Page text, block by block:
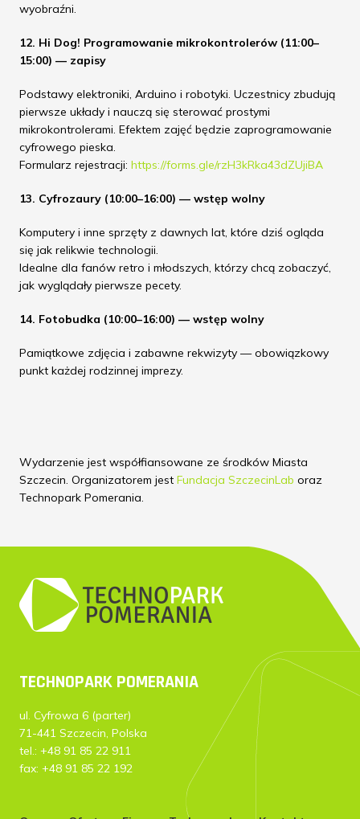
wyobraźni.
12. Hi Dog! Programowanie mikrokontrolerów (11:00–
15:00) — zapisy
Podstawy elektroniki, Arduino i robotyki. Uczestnicy zbudują
pierwsze układy i nauczą się sterować prostymi
mikrokontrolerami. Efektem zajęć będzie zaprogramowanie
cyfrowego pieska.
Formularz rejestracji: https://forms.gle/rzH3kRka43dZUjiBA
13. Cyfrozaury (10:00–16:00) — wstęp wolny
Komputery i inne sprzęty z dawnych lat, które dziś ogląda
się jak relikwie technologii.
Idealne dla fanów retro i młodszych, którzy chcą zobaczyć,
jak wyglądały pierwsze pecety.
14. Fotobudka (10:00–16:00) — wstęp wolny
Pamiątkowe zdjęcia i zabawne rekwizyty — obowiązkowy
punkt każdej rodzinnej imprezy.
Wydarzenie jest współfiansowane ze środków Miasta
Szczecin. Organizatorem jest Fundacja SzczecinLab oraz
Technopark Pomerania.
TECHNOPARK POMERANIA
ul. Cyfrowa 6 (parter)
71-441 Szczecin, Polska
tel.: +48 91 85 22 911
fax: +48 91 85 22 192